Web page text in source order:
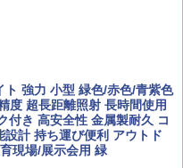
ライン）2026年9月号【特
110周年を祝して！
地球の歩き方A ヨーロッ
地図・統計・移動から読み
新書)
クローズ メッシュ 3-4人用
アップテント エクルベージ
150B(EB)
ト 強力 小型 緑色/赤色/青紫色
度 超長距離照射 長時間使用
付き 高安全性 金属製耐久 コ
設計 持ち運び便利 アウトド
現場/展示会用 緑